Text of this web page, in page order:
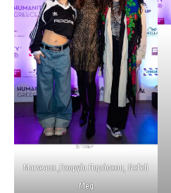
Marseaux ,Γεωργία Παράσχου, Nefeli
Meg